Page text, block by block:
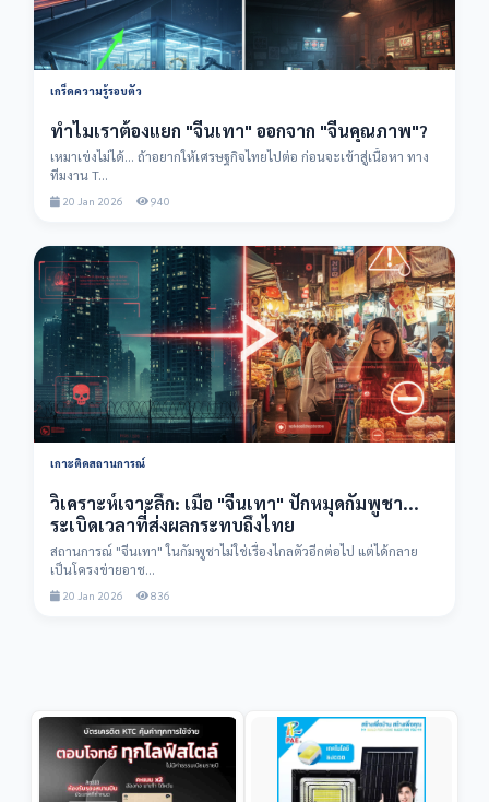
เกร็ดความรู้รอบตัว
ทำไมเราต้องแยก "จีนเทา" ออกจาก "จีนคุณภาพ"?
เหมาเข่งไม่ได้... ถ้าอยากให้เศรษฐกิจไทยไปต่อ ก่อนจะเข้าสู่เนื้อหา ทาง
ทีมงาน T...
20 Jan 2026 940
เกาะติดสถานการณ์
วิเคราะห์เจาะลึก: เมื่อ "จีนเทา" ปักหมุดกัมพูชา...
ระเบิดเวลาที่ส่งผลกระทบถึงไทย
สถานการณ์ "จีนเทา" ในกัมพูชาไม่ใช่เรื่องไกลตัวอีกต่อไป แต่ได้กลาย
เป็นโครงข่ายอาช...
20 Jan 2026 836